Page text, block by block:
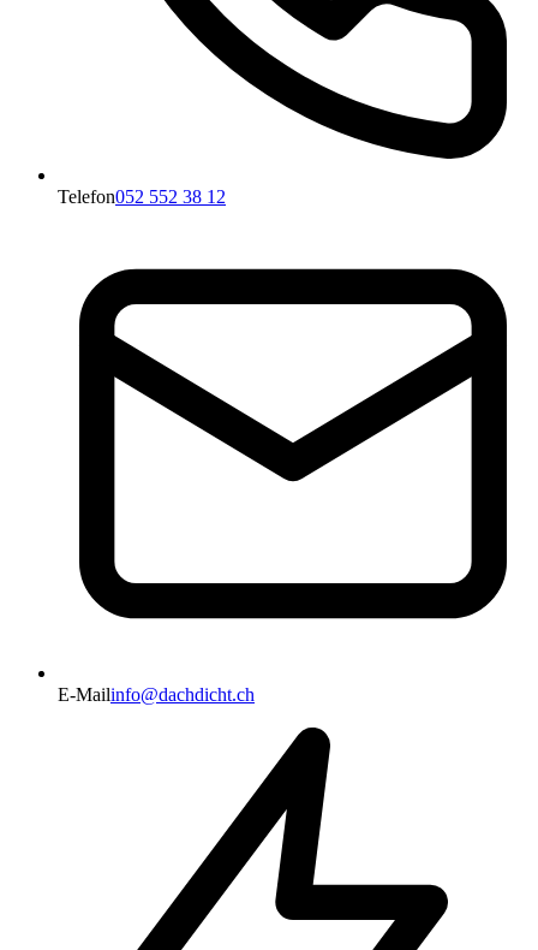
Telefon052 552 38 12
E-Mailinfo@dachdicht.ch